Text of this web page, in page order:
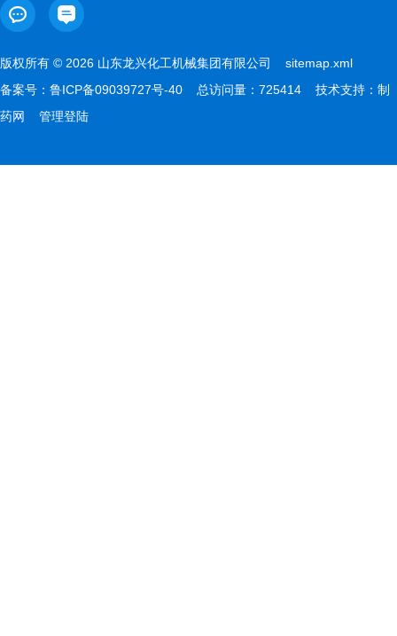
版权所有 © 2026 山东龙兴化工机械集团有限公司 sitemap.xml
备案号： 鲁ICP备09039727号-40 总访问量：725414 技术支持： 制
药网
管理登陆